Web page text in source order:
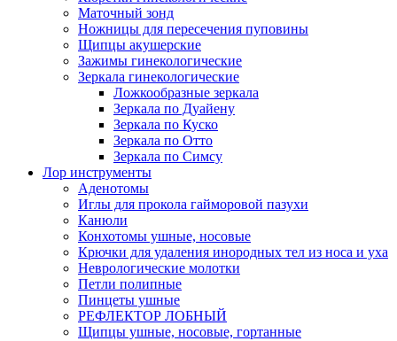
Маточный зонд
Ножницы для пересечения пуповины
Щипцы акушерские
Зажимы гинекологические
Зеркала гинекологические
Ложкообразные зеркала
Зеркала по Дуайену
Зеркала по Куско
Зеркала по Отто
Зеркала по Симсу
Лор инструменты
Аденотомы
Иглы для прокола гайморовой пазухи
Канюли
Конхотомы ушные, носовые
Крючки для удаления инородных тел из носа и уха
Неврологические молотки
Петли полипные
Пинцеты ушные
РЕФЛЕКТОР ЛОБНЫЙ
Щипцы ушные, носовые, гортанные